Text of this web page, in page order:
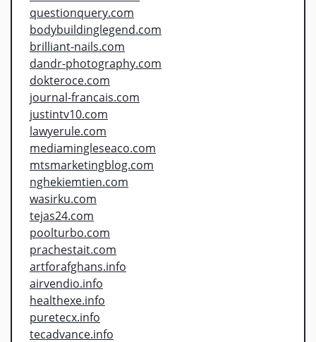
questionquery.com
bodybuildinglegend.com
brilliant-nails.com
dandr-photography.com
dokteroce.com
journal-francais.com
justintv10.com
lawyerule.com
mediamingleseaco.com
mtsmarketingblog.com
nghekiemtien.com
wasirku.com
tejas24.com
poolturbo.com
prachestait.com
artforafghans.info
airvendio.info
healthexe.info
puretecx.info
tecadvance.info